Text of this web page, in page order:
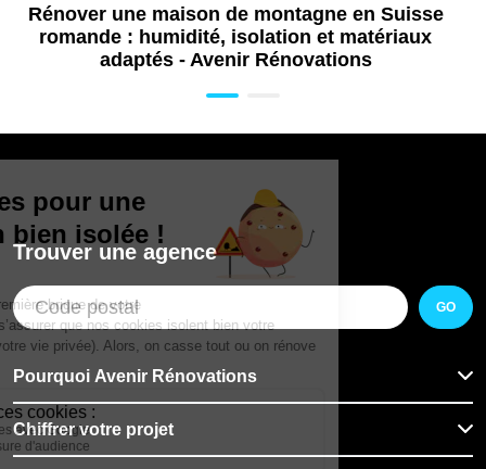
Rénover une maison de montagne en Suisse
romande : humidité, isolation et matériaux
adaptés - Avenir Rénovations
Trouver une agence
GO
Pourquoi Avenir Rénovations
Chiffrer votre projet